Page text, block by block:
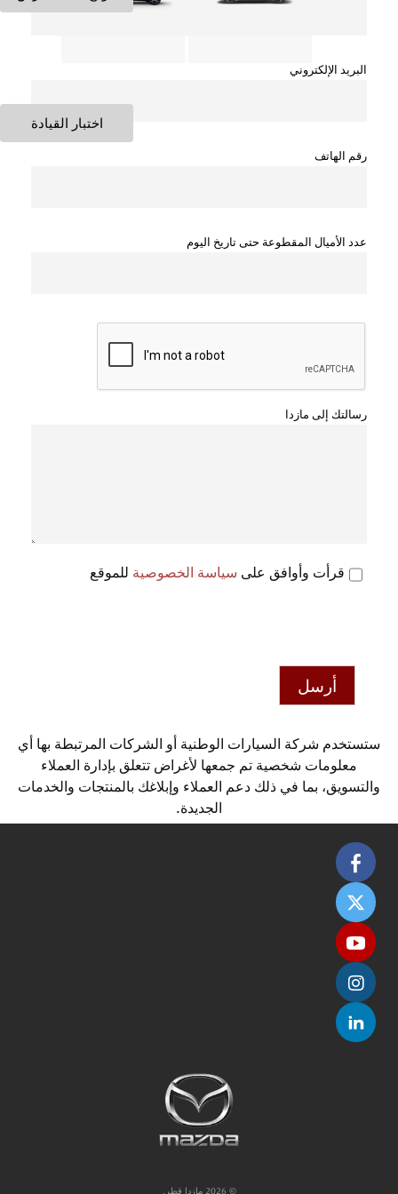
اختبار القيادة
البريد الإلكتروني
رقم الهاتف
عدد الأميال المقطوعة حتى تاريخ اليوم
رسالتك إلى مازدا
قرأت وأوافق على سياسة الخصوصية للموقع
أرسل
ستستخدم شركة السيارات الوطنية أو الشركات المرتبطة بها أي
معلومات شخصية تم جمعها لأغراض تتعلق بإدارة العملاء
والتسويق، بما في ذلك دعم العملاء وإبلاغك بالمنتجات والخدمات
الجديدة.
© 2026 مازدا قطر.